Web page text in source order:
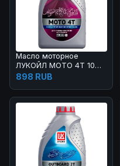
Масло моторное
ЛУКОЙЛ МОТО 4Т 10W-
40 1 л
898 RUB